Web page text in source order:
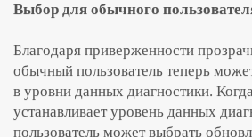
Выбор для обычного
Благодаря приверженности
обычный пользователь теперь
в уровни данных диагностики.
устанавливает уровень данных
пользователь может выбрать